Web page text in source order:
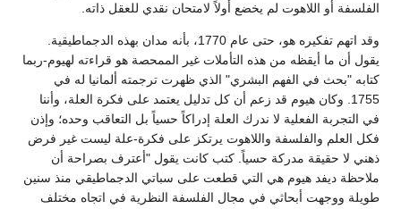
الفلسفة أو اللاهوت لم يخضع أولاً لامتحان نقدي للعقل ذاته.
وقد اتهم تفكيره هو، حتى عام 1770، بأنه مدان بهذه الدجماطيقية.
يقول أن ما أيقظه من هذه التأملات غير الممحصة هو قراءته لهيوم-ربما
كتابه "بحث في الفهم البشري" الذي ظهرت ترجمته ألمانيا له في
1755. وكان هيوم قد زعم أن كل تدليل يعتمد على فكرة العلة، وأننا
في التجربة الفعلية لا ندرك العلة إدراكاً حسياً بل التعاقب وحده؛ وإذن
فكل العلم والفلسفة واللاهوت يرتكز على فكرة-علة ليست غير فرض
ذهني لا حقيقة مدركة حسياً. كتب كانت يقول "أعترف بصراحة أن
ملاحظة ديفد هيوم هي التي قطعت على سباتي الدجماطيقي منذ سنين
طويلة ووجهت أبحاثي في مجال الفلسفة النظرية في اتجاه مختلف